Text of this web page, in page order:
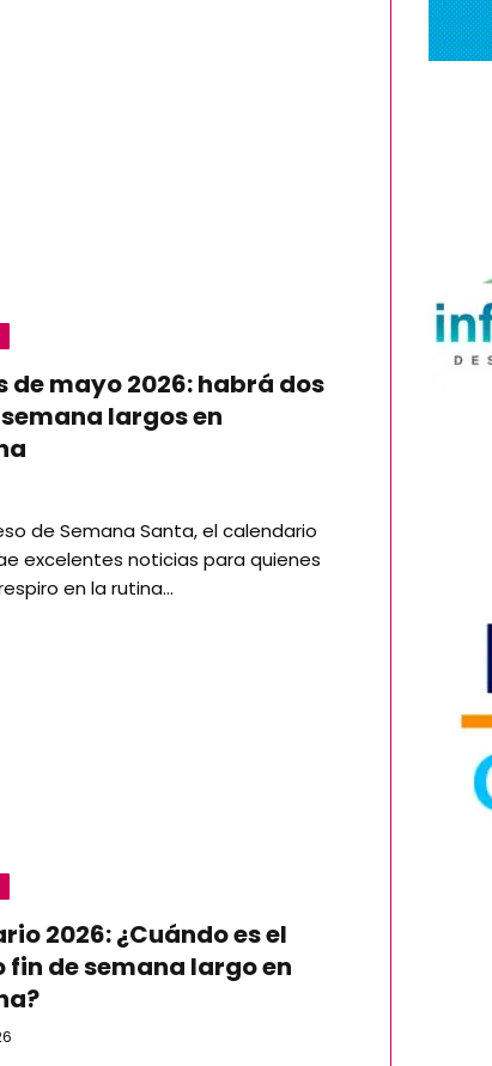
de mayo 2026: habrá dos
largos en
de Semana Santa, el calendario
excelentes noticias para quienes
en la rutina…
2026: ¿Cuándo es el
fin de semana largo en